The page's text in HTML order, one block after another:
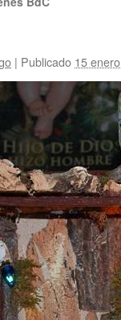
| Publicado 15